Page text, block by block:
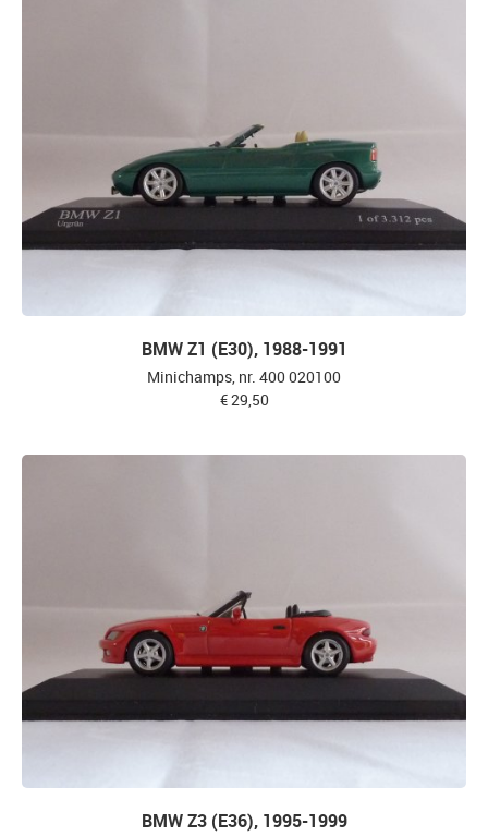
BMW Z1 (E30), 1988-1991
Minichamps, nr. 400 020100
€ 29,50
BMW Z3 (E36), 1995-1999